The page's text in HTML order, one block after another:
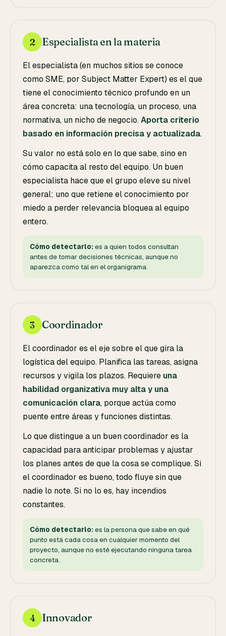
2 Especialista en la materia
El especialista (en muchos sitios se conoce
como SME, por Subject Matter Expert) es el que
tiene el conocimiento técnico profundo en un
área concreta: una tecnología, un proceso, una
normativa, un nicho de negocio.Aporta criterio
basado en información precisa y actualizada.
Su valor no está solo en lo que sabe, sino en
cómo capacita al resto del equipo. Un buen
especialista hace que el grupo eleve su nivel
general; uno que retiene el conocimiento por
miedo a perder relevancia bloquea al equipo
entero.
Cómo detectarlo: es a quien todos consultan
antes de tomar decisiones técnicas, aunque no
aparezca como tal en el organigrama.
3 Coordinador
El coordinador es el eje sobre el que gira la
logística del equipo. Planifica las tareas, asigna
recursos y vigila los plazos. Requiere una
habilidad organizativa muy alta y una
comunicación clara, porque actúa como
puente entre áreas y funciones distintas.
Lo que distingue a un buen coordinador es la
capacidad para anticipar problemas y ajustar
los planes antes de que la cosa se complique. Si
el coordinador es bueno, todo fluye sin que
nadie lo note. Si no lo es, hay incendios
constantes.
Cómo detectarlo: es la persona que sabe en qué
punto está cada cosa en cualquier momento del
proyecto, aunque no esté ejecutando ninguna tarea
concreta.
4 Innovador